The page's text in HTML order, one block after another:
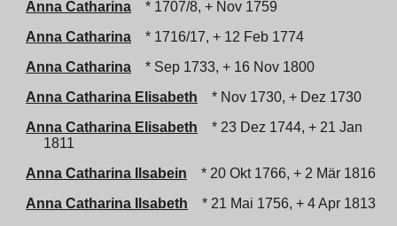
Anna Catharina
* 1707/8, + Nov 1759
Anna Catharina
* 1716/17, + 12 Feb 1774
Anna Catharina
* Sep 1733, + 16 Nov 1800
Anna Catharina Elisabeth
* Nov 1730, + Dez 1730
Anna Catharina Elisabeth
* 23 Dez 1744, + 21 Jan
1811
Anna Catharina Ilsabein
* 20 Okt 1766, + 2 Mär 1816
Anna Catharina Ilsabeth
* 21 Mai 1756, + 4 Apr 1813